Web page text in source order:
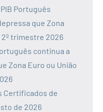
PIB Português
que Zona
2º trimestre 2026
continua a
Zona Euro ou União
Certificados de
de 2026